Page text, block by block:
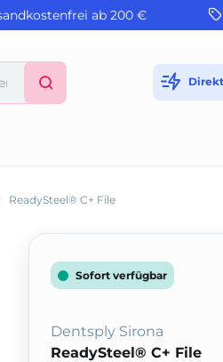
ab 200 €
ReadySteel® C+ File
Sofort verfügbar
Dentsply Sirona
ReadySteel® C+ File